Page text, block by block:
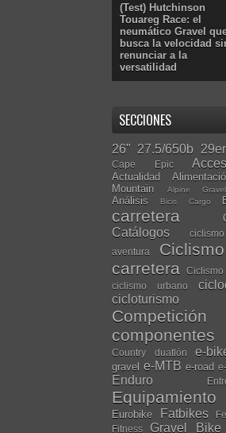
(Test) Hutchinson
Touareg Race: el
neumático Gravel
busca la velocidad
renunciar a la
versatilidad
SECCIONES
26" 27.5/650b 29er
Cape Epic
Actualidad
Mountain
Alpine
Análisis Bicis Cargo
carretera
Catálogos
aventura
carretera
Ciclismo
ciclismo urbano
cicloturismo
Competición
componentes
Country duatlón e-
gravel e-MTB e-road
Enduro
Equipamiento
Eurobike Fatbikes
Fitness
Gravel Bike